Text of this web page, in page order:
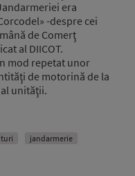
era
-despre cei
de Comerţ
al DIICOT.
mod repetat unor
de motorină de la
unităţii.
jandarmerie